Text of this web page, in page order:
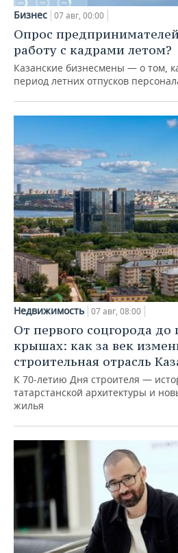
Бизнес 07 авг, 00:00
Опрос
работу с кадрами летом?
Казанские бизнесмены — о том,
период летних отпусков
Недвижимость 07 авг, 08:00
От первого соцгорода до
крышах: как за век
строительная отрасль
К 70-летию Дня строителя —
татарстанской архитектуры и
жилья